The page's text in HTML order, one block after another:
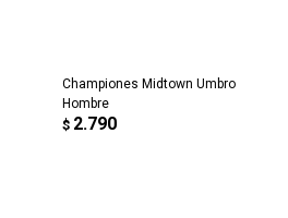
Championes Midtown Umbro
Hombre
$ 2.790